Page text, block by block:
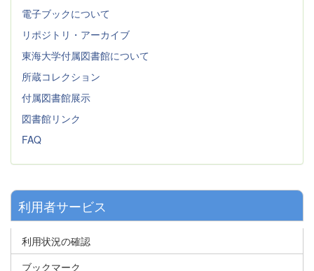
電子ブックについて
リポジトリ・アーカイブ
東海大学付属図書館について
所蔵コレクション
付属図書館展示
図書館リンク
FAQ
利用者サービス
利用状況の確認
ブックマーク